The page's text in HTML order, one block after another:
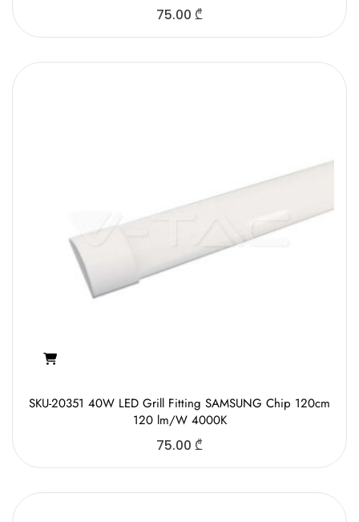
75.00 ₾
SKU-20351 40W LED Grill Fitting SAMSUNG Chip 120cm
120 lm/W 4000K
75.00 ₾